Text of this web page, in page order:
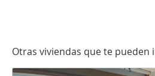
Otras viviendas que te pueden